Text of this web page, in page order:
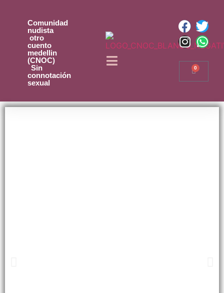
Comunidad
nudista
otro
cuento
medellin
(CNOC)
Sin
connotación
sexual
0